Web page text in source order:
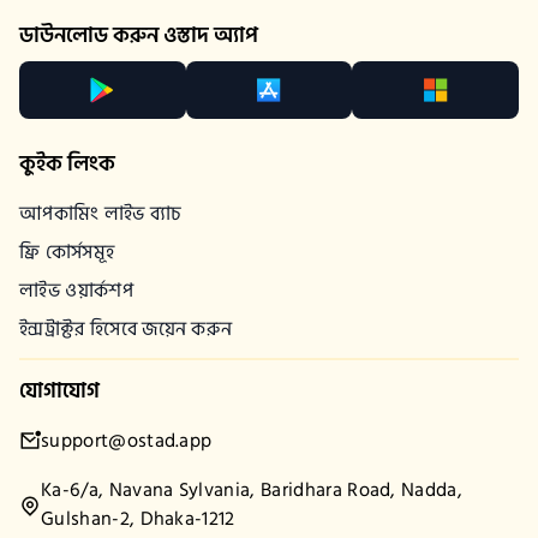
ডাউনলোড করুন ওস্তাদ অ্যাপ
কুইক লিংক
আপকামিং লাইভ ব্যাচ
ফ্রি কোর্সসমূহ
লাইভ ওয়ার্কশপ
ইন্সট্রাক্টর হিসেবে জয়েন করুন
যোগাযোগ
support@ostad.app
Ka-6/a, Navana Sylvania, Baridhara Road, Nadda,
Gulshan-2, Dhaka-1212